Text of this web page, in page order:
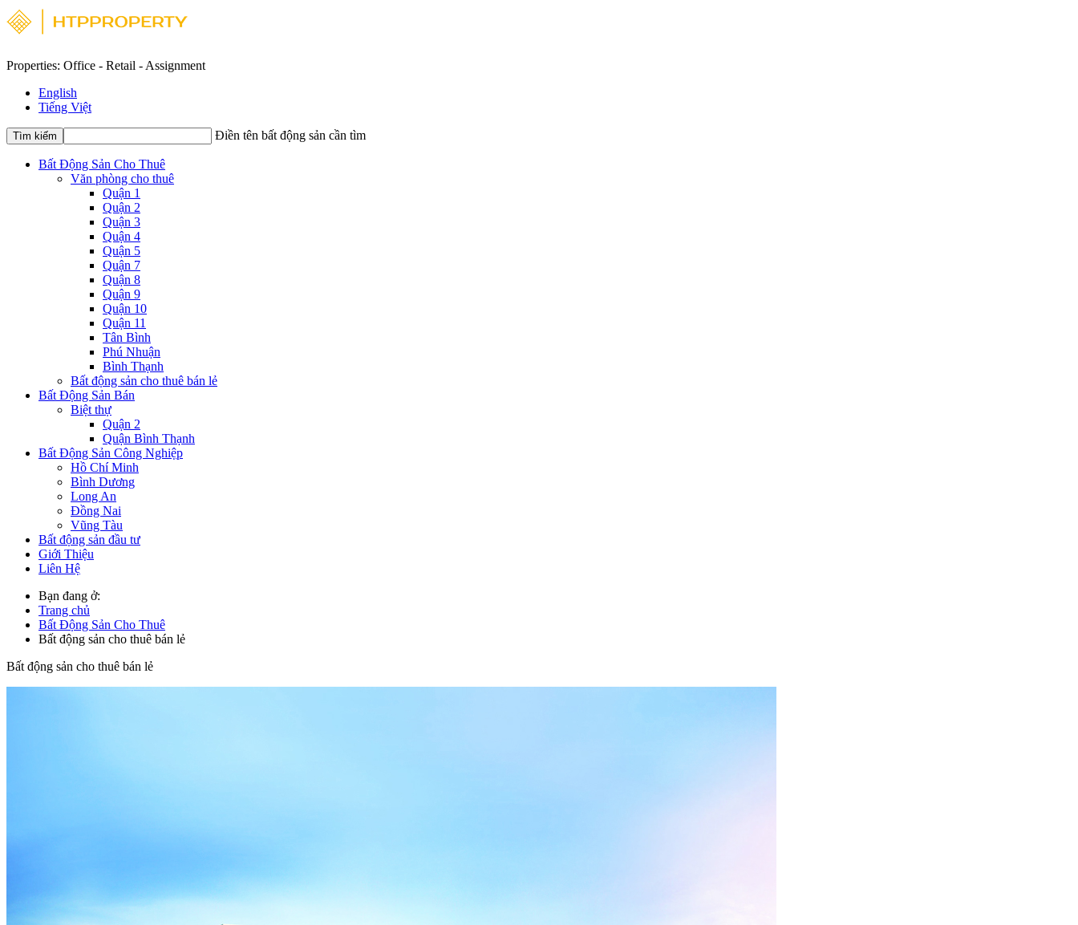
Properties: Office - Retail - Assignment
English
Tiếng Việt
Tìm kiếm Điền tên bất động sản cần tìm
Bất Động Sản Cho Thuê
Văn phòng cho thuê
Quận 1
Quận 2
Quận 3
Quận 4
Quận 5
Quận 7
Quận 8
Quận 9
Quận 10
Quận 11
Tân Bình
Phú Nhuận
Bình Thạnh
Bất động sản cho thuê bán lẻ
Bất Động Sản Bán
Biệt thự
Quận 2
Quận Bình Thạnh
Bất Động Sản Công Nghiệp
Hồ Chí Minh
Bình Dương
Long An
Đồng Nai
Vũng Tàu
Bất động sản đầu tư
Giới Thiệu
Liên Hệ
Bạn đang ở:
Trang chủ
Bất Động Sản Cho Thuê
Bất động sản cho thuê bán lẻ
Bất động sản cho thuê bán lẻ